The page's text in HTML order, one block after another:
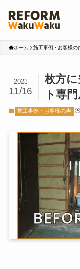
ホーム 施工事例・お客様の
枚方
ト専
2023
11/16
施工事例・お客様の声